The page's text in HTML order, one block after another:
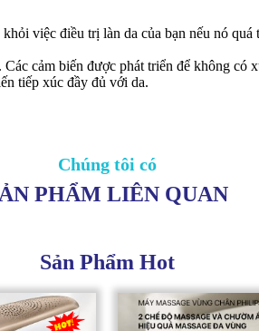
việc điều trị làn da của bạn nếu nó quá
cảm biến được phát triển để không có
tiếp xúc đầy đủ với da.
Chúng tôi có
PHẨM LIÊN QUAN
Sản Phẩm Hot